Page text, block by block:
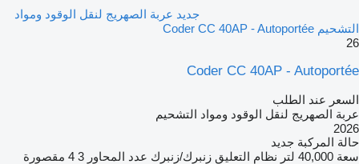
جديد عربة الصهريج لنقل الوقود ومواد
التشحيم Coder CC 40AP - Autoportée
26
Coder CC 40AP - Autoportée
السعر عند الطلب
عربة الصهريج لنقل الوقود ومواد التشحيم
2026
حالة المركبة جديد
سعة 40,000 لتر نظام التعليق زنبرك/زنبرك عدد المحاور 3 4 مقصورة